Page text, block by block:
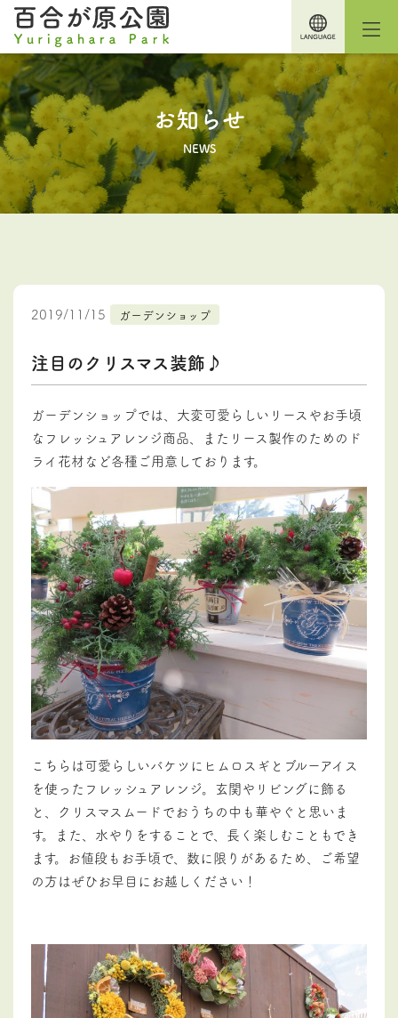
お知らせ
NEWS
2019/11/15 ガーデンショップ
注目のクリスマス装飾♪
ガーデンショップでは、大変可愛らしいリースやお手頃
なフレッシュアレンジ商品、またリース製作のためのド
ライ花材など各種ご用意しております。
こちらは可愛らしいバケツにヒムロスギとブルーアイス
を使ったフレッシュアレンジ。玄関やリビングに飾る
と、クリスマスムードでおうちの中も華やぐと思いま
す。また、水やりをすることで、長く楽しむこともでき
ます。お値段もお手頃で、数に限りがあるため、ご希望
の方はぜひお早目にお越しください！